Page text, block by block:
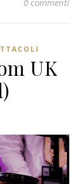
0 commenti
UK